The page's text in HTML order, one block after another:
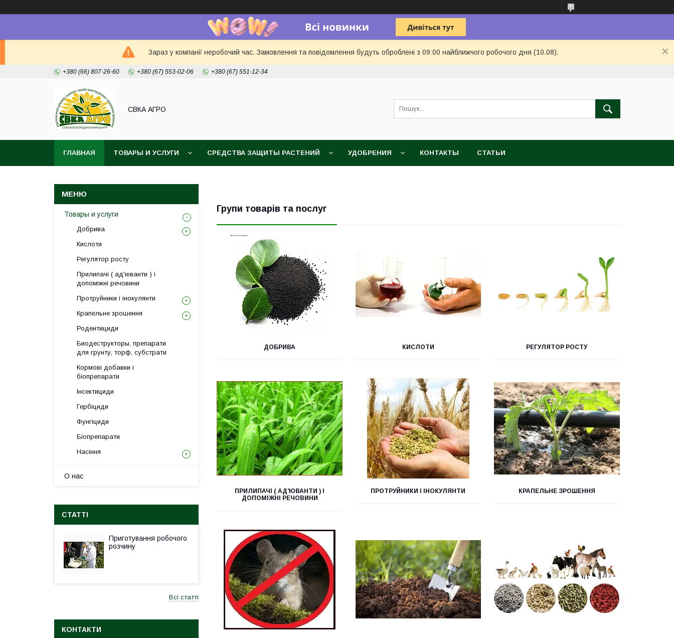
Зараз у компанії неробочий час. Замовлення та повідомлення будуть оброблені з 09:00 найближчого робочого дня (10.08).
+380 (66) 807-26-60 +380 (67) 553-02-06 +380 (67) 551-12-34
СВКА АГРО
ГЛАВНАЯ ТОВАРЫ И УСЛУГИ СРЕДСТВА ЗАЩИТЫ РАСТЕНИЙ УДОБРЕНИЯ КОНТАКТЫ СТАТЬИ
Групи товарів та послуг
ДОБРИВА КИСЛОТИ РЕГУЛЯТОР РОСТУ
ПРИЛИПАЧІ ( АД'ЮВАНТИ ) І
ДОПОМІЖНІ РЕЧОВИНИ
ПРОТРУЙНИКИ І ІНОКУЛЯНТИ КРАПЕЛЬНЕ ЗРОШЕННЯ
Товары и услуги
Добрива
Кислоти
Регулятор росту
Прилипачі ( ад'юванти ) і
допоміжні речовини
Протруйники і інокулянти
Крапельне зрошення
Родентициди
Биодеструкторы, препарати
для грунту, торф, субстрати
Кормові добавки і
біопрепарати
Інсектициди
Гербіциди
Фунгіциди
Біопрепарати
Насіння
О нас
СТАТТІ
Приготування робочого
розчину
Всі статті
КОНТАКТИ